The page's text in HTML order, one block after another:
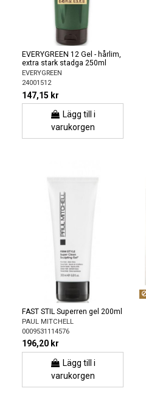
EVERYGREEN 12 Gel - hårlim,
extra stark stadga 250ml
EVERYGREEN
24001512
147,15 kr
Lägg till i
varukorgen
FAST STIL Superren gel 200ml
PAUL MITCHELL
0009531114576
196,20 kr
Lägg till i
varukorgen